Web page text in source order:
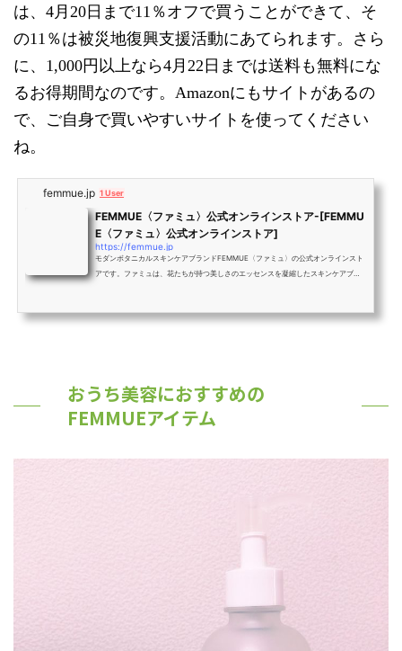
は、4月20日まで11％オフで買うことができて、そ
の11％は被災地復興支援活動にあてられます。さら
に、1,000円以上なら4月22日までは送料も無料にな
るお得期間なのです。Amazonにもサイトがあるの
で、ご自身で買いやすいサイトを使ってください
ね。
femmue.jp 1 User
FEMMUE〈ファミュ〉公式オンラインストア-[FEMMU
E〈ファミュ〉公式オンラインストア]
https://femmue.jp
モダンボタニカルスキンケアブランドFEMMUE〈ファミュ〉の公式オンラインスト
アです。ファミュは、花たちが持つ美しさのエッセンスを凝縮したスキンケアブラ
ヴィジュアルと素材感など、ブランド独自の徹底したこだわりによって誕生しまし
おうち美容におすすめの
FEMMUEアイテム